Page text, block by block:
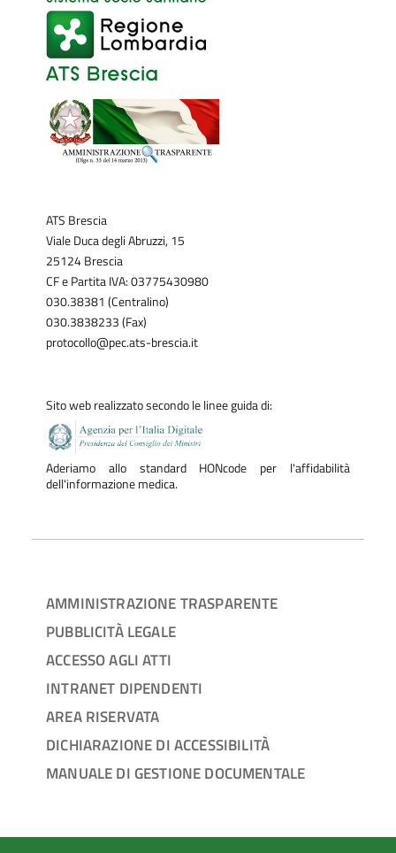
ATS Brescia
Viale Duca degli Abruzzi, 15
25124 Brescia
CF e Partita IVA: 03775430980
030.38381 (Centralino)
030.3838233 (Fax)
protocollo@pec.ats-brescia.it
Sito web realizzato secondo le linee guida di:
Aderiamo allo standard HONcode per l'affidabilità
dell'informazione medica.
AMMINISTRAZIONE TRASPARENTE
PUBBLICITÀ LEGALE
ACCESSO AGLI ATTI
INTRANET DIPENDENTI
AREA RISERVATA
DICHIARAZIONE DI ACCESSIBILITÀ
MANUALE DI GESTIONE DOCUMENTALE